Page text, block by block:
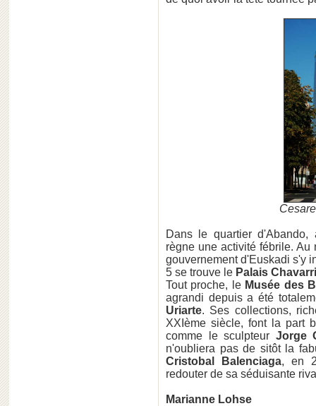
Dans le quartier d'Abando,
règne une activité fébrile.
gouvernement d'Euskadi s'y
5 se trouve le Palais Chavarri
Tout proche, le Musée des
agrandi depuis a été
Uriarte. Ses collections,
XXIème siècle, font la part
comme le sculpteur Jorge
n'oubliera pas de sitôt la
Cristobal Balenciaga, en
redouter de sa séduisante
Marianne Lohse